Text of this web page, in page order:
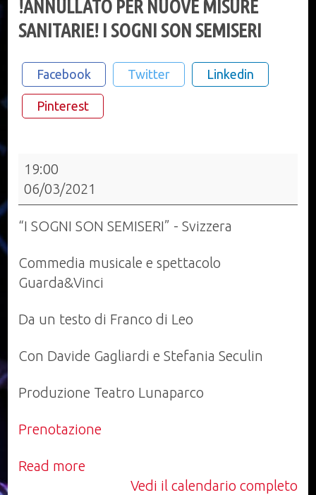
!ANNULLATO PER NUOVE MISURE
SANITARIE! I SOGNI SON SEMISERI
Facebook Twitter Linkedin
Pinterest
!ANNULLATO
PER
NUOVE
MISURE
I
SOGNI
SEMISERI
19:00
06/03/2021
“I SOGNI SON SEMISERI” - Svizzera
Commedia musicale e spettacolo
Guarda&Vinci
Da un testo di Franco di Leo
Con Davide Gagliardi e Stefania Seculin
Produzione Teatro Lunaparco
Prenotazione
Read more
Vedi il calendario completo